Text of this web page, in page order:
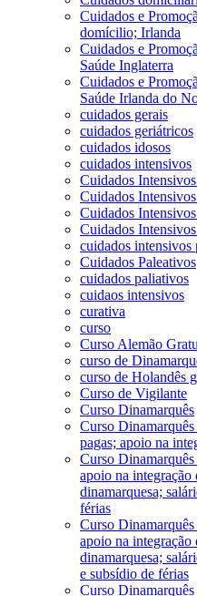
Cuidados e
domícilio; Irlanda
Cuidados e
Saúde Inglaterra
Cuidados e
Saúde Irlanda do
cuidados gerais
cuidados geriátricos
cuidados idosos
cuidados intensivos
Cuidados
Cuidados
Cuidados
Cuidados
cuidados intensivos
Cuidados Paleativos
cuidados paliativos
cuidaos intensivos
curativa
curso
Curso Alemão
curso de
curso de Holandês
Curso de Vigilante
Curso Dinamarquês
Curso
pagas; apoio na
Curso
apoio na integração
dinamarquesa;
férias
Curso
apoio na integração
dinamarquesa;
e subsídio de férias
Curso